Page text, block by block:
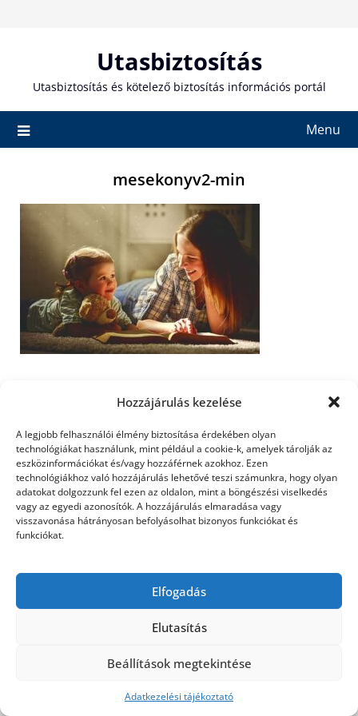
Hozzájárulás kezelése
A legjobb felhasználói élmény biztosítása érdekében olyan
technológiákat használunk, mint például a cookie-k, amelyek tárolják az
eszközinformációkat és/vagy hozzáférnek azokhoz. Ezen
technológiákhoz való hozzájárulás lehetővé teszi számunkra, hogy olyan
adatokat dolgozzunk fel ezen az oldalon, mint a böngészési viselkedés
vagy az egyedi azonosítók. A hozzájárulás elmaradása vagy
visszavonása hátrányosan befolyásolhat bizonyos funkciókat és
funkciókat.
Elfogadás
Elutasítás
Beállítások megtekintése
Adatkezelési tájékoztató
Utasbiztosítás
Utasbiztosítás és kötelező biztosítás információs portál
Menu
mesekonyv2-min
WordPress Theme